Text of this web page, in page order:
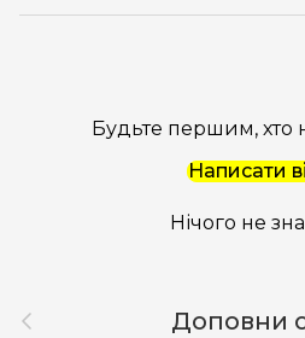
Будьте першим, хто
Написати
Нічого не
Назад Доповни